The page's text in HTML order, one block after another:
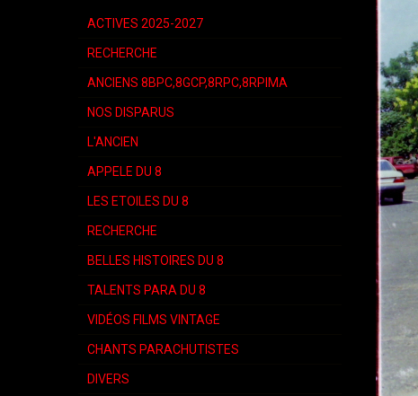
ACTIVES 2025-2027
RECHERCHE
ANCIENS 8BPC,8GCP,8RPC,8RPIMA
NOS DISPARUS
L'ANCIEN
APPELE DU 8
LES ETOILES DU 8
RECHERCHE
BELLES HISTOIRES DU 8
TALENTS PARA DU 8
VIDÉOS FILMS VINTAGE
CHANTS PARACHUTISTES
DIVERS